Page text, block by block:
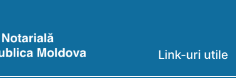
Link-uri utile